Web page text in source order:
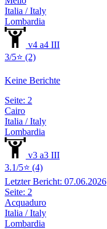
Italia / Italy
Lombardia
v4 a4 III
3/5⭐ (2)
Keine Berichte
Seite: 2
Cairo
Italia / Italy
Lombardia
v3 a3 III
3.1/5⭐ (4)
Letzter Bericht: 07.06.2026
Seite: 2
Acquaduro
Italia / Italy
Lombardia